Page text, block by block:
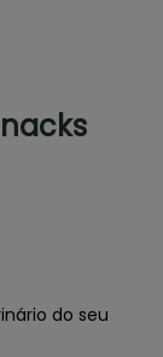
do seu